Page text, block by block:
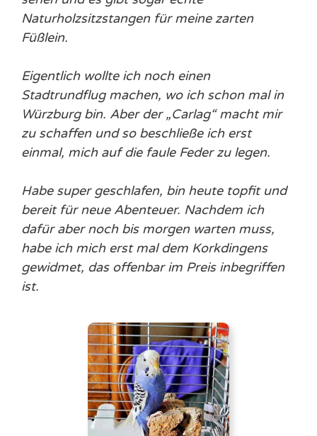
Naturholzsitzstangen für meine zarten
Füßlein.
Eigentlich wollte ich noch einen
Stadtrundflug machen, wo ich schon mal in
Würzburg bin. Aber der „Carlag“ macht mir
zu schaffen und so beschließe ich erst
einmal, mich auf die faule Feder zu legen.
Habe super geschlafen, bin heute topfit und
bereit für neue Abenteuer. Nachdem ich
dafür aber noch bis morgen warten muss,
habe ich mich erst mal dem Korkdingens
gewidmet, das offenbar im Preis inbegriffen
ist.